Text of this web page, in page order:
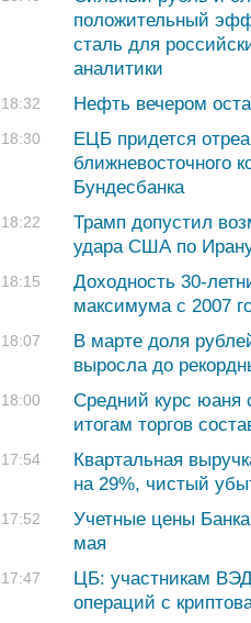
положительный
сталь для
аналитики
18:32 Нефть вечером
18:30
ЕЦБ придется
ближневосточного
Бундесбанка
18:22
Трамп допустил
удара США по
18:15
Доходность 30-
максимума с 2007
18:07
В марте доля
выросла до
18:00
Средний курс юаня
итогам торгов
17:54
Квартальная
на 29%, чистый
17:52
Учетные цены
мая
17:47
ЦБ: участникам
операций с